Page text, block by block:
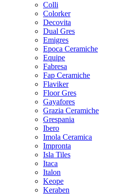
Colli
Colorker
Decovita
Dual Gres
Emigres
Epoca Ceramiche
Equipe
Fabresa
Fap Ceramiche
Flaviker
Floor Gres
Gayafores
Grazia Ceramiche
Grespania
Ibero
Imola Ceramica
Impronta
Isla Tiles
Itaca
Italon
Keope
Keraben